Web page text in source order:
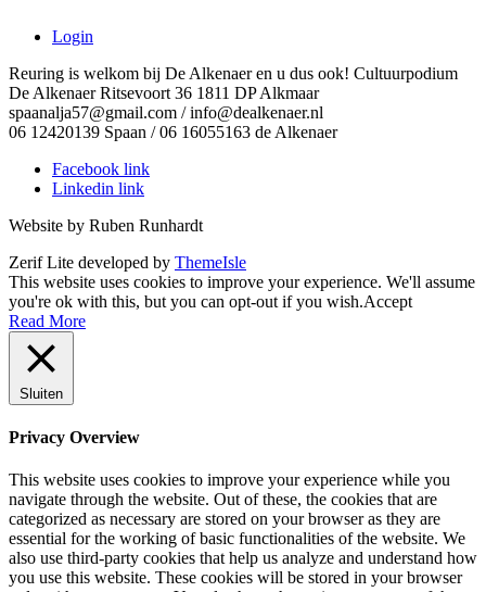
Login
Reuring is welkom bij De Alkenaer en u dus ook! Cultuurpodium
De Alkenaer Ritsevoort 36 1811 DP Alkmaar
spaanalja57@gmail.com / info@dealkenaer.nl
06 12420139 Spaan / 06 16055163 de Alkenaer
Facebook link
Linkedin link
Website by Ruben Runhardt
Zerif Lite developed by ThemeIsle
This website uses cookies to improve your experience. We'll assume
you're ok with this, but you can opt-out if you wish.Accept
Read More
Sluiten
Privacy Overview
This website uses cookies to improve your experience while you
navigate through the website. Out of these, the cookies that are
categorized as necessary are stored on your browser as they are
essential for the working of basic functionalities of the website. We
also use third-party cookies that help us analyze and understand how
you use this website. These cookies will be stored in your browser